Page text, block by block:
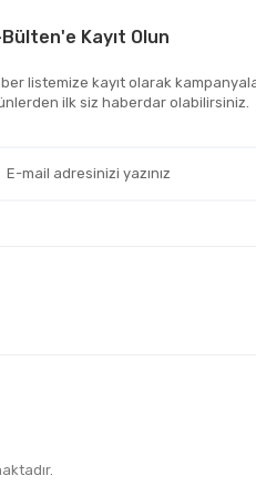
Kayıt Olun
listemize kayıt olarak
ilk siz haberdar olabilirsiniz.